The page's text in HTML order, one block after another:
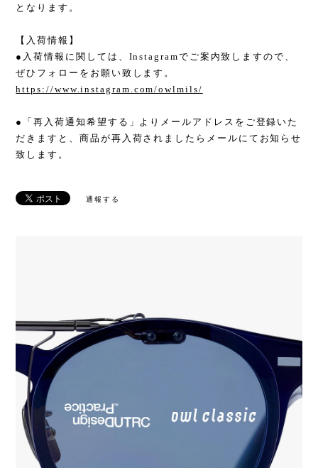
となります。
【入荷情報】
●入荷情報に関しては、Instagramでご案内致しますので、
ぜひフォローをお願い致します。
https://www.instagram.com/owlmils/
●「再入荷通知希望する」よりメールアドレスをご登録いた
だきますと、商品が再入荷されましたらメールにてお知らせ
致します。
通報する